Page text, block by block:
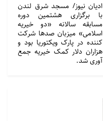
ادیان نیوز/ مسجد شرق لندن
با برگزاری هشتمین دوره
مسابقه سالانه «دو خیریه
اسلامی» میزبان صدها شرکت
کننده در پارک ویکتوریا بود و
هزاران دلار کمک خیریه جمع
آوری شد.